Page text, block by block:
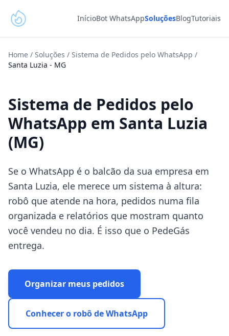
InícioBot WhatsAppSoluçõesBlogTutoriais
Home / Soluções / Sistema de Pedidos pelo WhatsApp /
Santa Luzia - MG
Sistema de Pedidos pelo
WhatsApp em Santa Luzia
(MG)
Se o WhatsApp é o balcão da sua empresa em
Santa Luzia, ele merece um sistema à altura:
robô que atende na hora, pedidos numa fila
organizada e relatórios que mostram quanto
você vendeu no dia. É isso que o PedeGás
entrega.
Organizar meus pedidos
Conhecer o robô de WhatsApp